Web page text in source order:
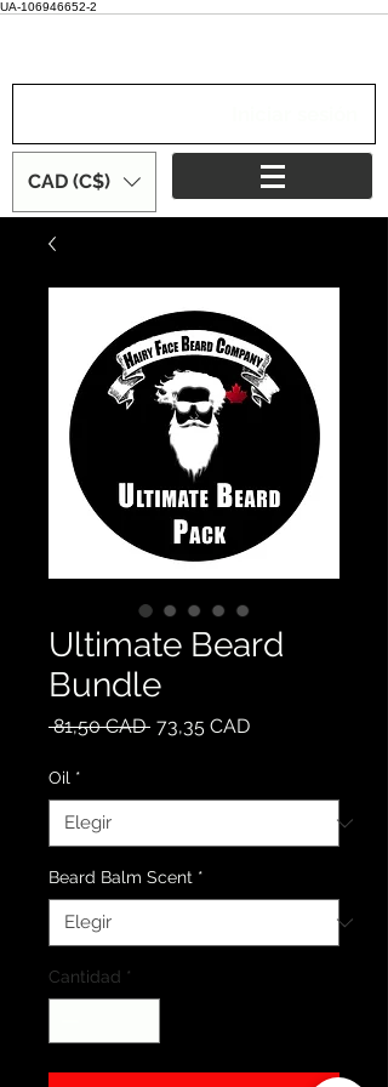
UA-106946652-2
CAD (C$)
Ultimate Beard
Bundle
81,50 CAD Precio
73,35 CADPrecio
Oil *
Beard Balm Scent *
Cantidad *